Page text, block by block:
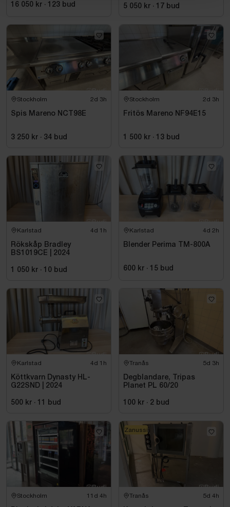
16 050 kr · 123 bud
5 050 kr · 17 bud
Stockholm 2d 3h
Spis Mareno NCT98E
3 250 kr · 34 bud
Stockholm 2d 3h
Fritös Mareno NF94E15
1 500 kr · 13 bud
Karlstad 4d 1h
Rökskåp Bradley
BS1019CE | 2024
1 050 kr · 10 bud
Karlstad 4d 2h
Blender Perima TM-800A
600 kr · 15 bud
Karlstad 4d 1h
Köttkvarn Dynasty HL-
G22SND | 2024
500 kr · bud
Tranås 5d 3h
Degblandare, Tripas
Planet PL 60/20
100 kr · 2 bud
Stockholm 11d 4h Tranås 5d 4h
Zanussi